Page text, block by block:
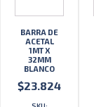
BARRA DE
ACETAL
1MT X
32MM
BLANCO
$23.824